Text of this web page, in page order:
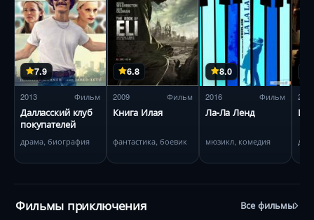
7.9
2013 Фильм
Далласский клуб
покупателей
драма, биография
6.8
2009 Фильм
Книга Илая
фантастика, боевик
8.0
2016 Фильм
Ла-Ла Ленд
мюзикл, комедия
2006
Фильмы приключения Все фильмы